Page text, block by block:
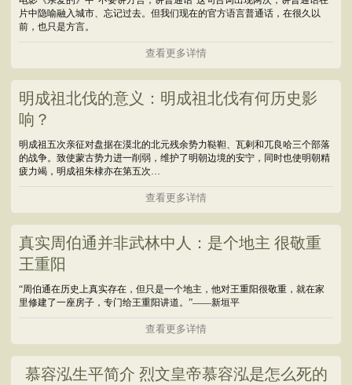
片中隐喻融入城市、忘记过去。但我们现在的官方语言普通话，在很久以
前，也只是方言。
查看更多详情
明成祖北伐的意义：明成祖北伐有何历史影
响？
明成祖五次亲征对盘据在漠北的北元残余势力鞑靼、瓦剌和兀良哈三个部落
的战争。致使蒙古势力进一削弱，维护了明朝边境的安宁，同时也使明朝精
疲力竭，明成祖朱棣亦在第五次…
查看更多详情
真实周伯通并非武林中人：是个地主 很敬重
王重阳
“周伯通在历史上真实存在，但只是一个地主，他对王重阳很敬重，就在家
里修建了一座房子，专门给王重阳讲道。”——新垣平
查看更多详情
慕容泓生平简介 烈文皇帝慕容泓是怎么死的